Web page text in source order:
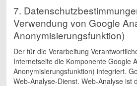
7.
Verwendung von Google
Anonymisierungsfunktion)
Der für die Verarbeitung
Internetseite die Komponente Google
Anonymisierungsfunktion) integriert.
Web-Analyse-Dienst. Web-Analyse ist